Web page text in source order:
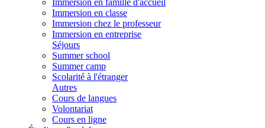
Immersion en famille d'accueil
Immersion en classe
Immersion chez le professeur
Immersion en entreprise
Séjours
Summer school
Summer camp
Scolarité à l'étranger
Autres
Cours de langues
Volontariat
Cours en ligne